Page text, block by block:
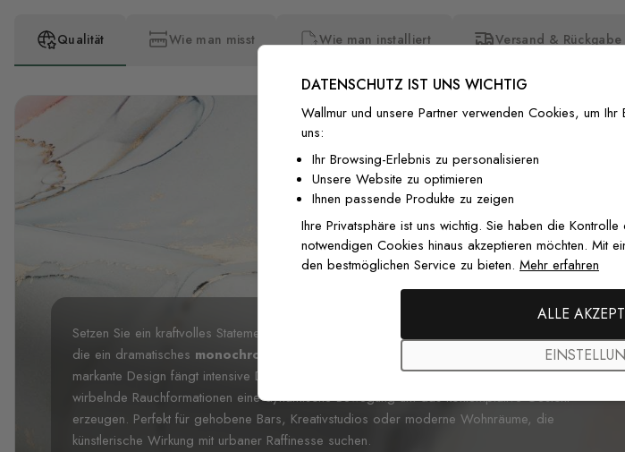
Qualität Wie man misst Wie man installiert Versand & Rückgabe
Setzen Sie ein kraftvolles Statement mit unserer Graustufige Rauchender Mann Fototapete
die ein dramatisches monochromatisches Portrait
in expressiven Pinselstrichen zeigt. Dieses
markante Design fängt intensive Details in Schwarz-, Weiß- und Grautönen ein, während
wirbelnde Rauchformationen eine dynamische Bewegung um das kontemplative Gesicht
erzeugen. Perfekt für gehobene Bars, Kreativstudios oder moderne Wohnräume, die
künstlerische Wirkung mit urbaner Raffinesse suchen.
DATENSCHUTZ IST UNS WICHTIG
Wallmur und unsere Partner verwenden Cookies, um
uns:
Ihr Browsing-Erlebnis zu personalisieren
Unsere Website zu optimieren
Ihnen passende Produkte zu zeigen
Ihre Privatsphäre ist uns wichtig. Sie haben die
notwendigen Cookies hinaus akzeptieren möchten. Mit
den bestmöglichen Service zu bieten. Mehr erfahren
ALLE